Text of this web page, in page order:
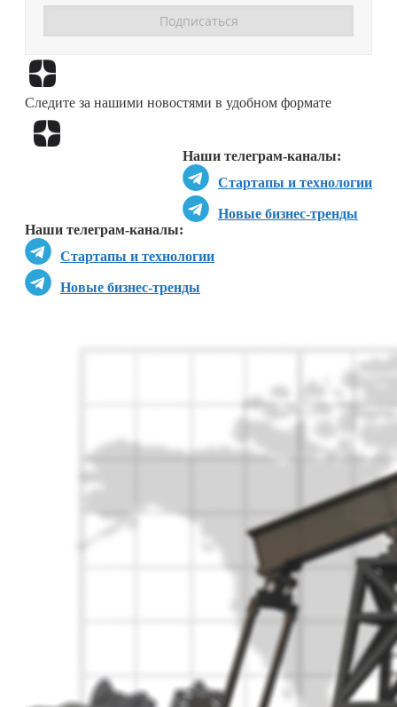
Следите за нашими новостями в удобном формате
Наши телеграм-каналы:
Стартапы и технологии
Новые бизнес-тренды
Наши телеграм-каналы:
Стартапы и технологии
Новые бизнес-тренды